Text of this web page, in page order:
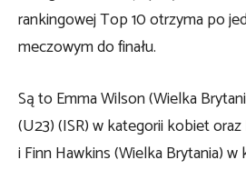
rankingowej Top 10 otrzyma po
meczowym do finału.
Są to Emma Wilson (Wielka
(U23) (ISR) w kategorii kobiet
i Finn Hawkins (Wielka Brytania)